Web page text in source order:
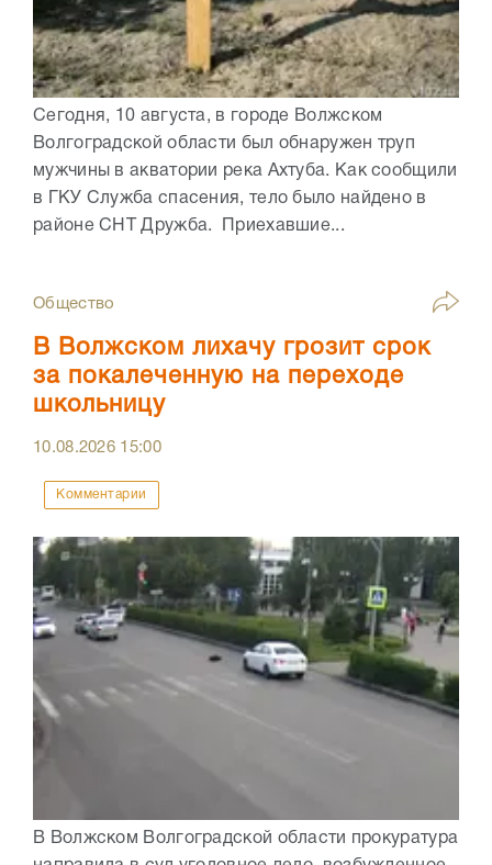
Сегодня, 10 августа, в городе Волжском
Волгоградской области был обнаружен труп
мужчины в акватории река Ахтуба. Как сообщили
в ГКУ Служба спасения, тело было найдено в
районе СНТ Дружба. Приехавшие...
Общество
В Волжском лихачу грозит срок
за покалеченную на переходе
школьницу
10.08.2026 15:00
Комментарии
В Волжском Волгоградской области прокуратура